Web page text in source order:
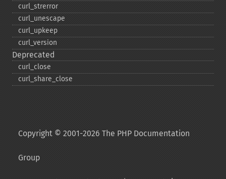
curl_​strerror
curl_​unescape
curl_​upkeep
curl_​version
Deprecated
curl_​close
curl_​share_​close
Copyright © 2001-2026 The PHP Documentation
Group